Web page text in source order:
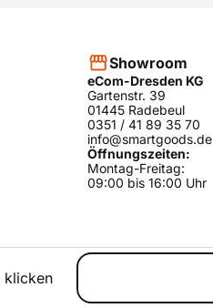
Showroom
eCom-Dresden KG
Gartenstr. 39
01445 Radebeul
0351 / 41 89 35 70
info@smartgoods.de
Öffnungszeiten:
Montag-Freitag:
09:00 bis 16:00 Uhr
klicken